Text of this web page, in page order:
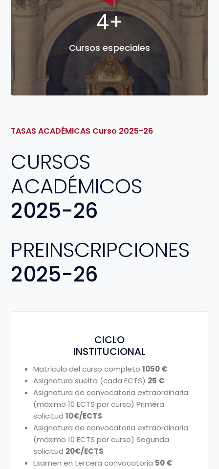
7+
Cursos especiales
TASAS ACADÉMICAS Curso 2025-26
CURSOS
ACADÉMICOS
2025-26
PREINSCRIPCIONES
2025-26
CICLO
INSTITUCIONAL
Matrícula del curso completo1050 €
Asignatura suelta (cada ECTS) 25 €
Asignatura de convocatoria extraordinaria
(máximo 10 ECTS por curso) Primera
solicitud10€/ECTS
Asignatura de convocatoria extraordinaria
(máximo 10 ECTS por curso) Segunda
solicitud 20€/ECTS
Examen en tercera convocatoria 50 €